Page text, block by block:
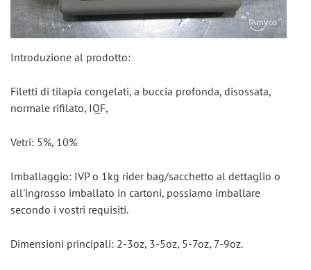
Introduzione al prodotto:
Filetti di tilapia congelati, a buccia profonda, disossata,
normale rifilato, IQF,
Vetri: 5%, 10%
Imballaggio: IVP o 1kg rider bag/sacchetto al dettaglio o
all'ingrosso imballato in cartoni, possiamo imballare
secondo i vostri requisiti.
Dimensioni principali: 2-3oz, 3-5oz, 5-7oz, 7-9oz.